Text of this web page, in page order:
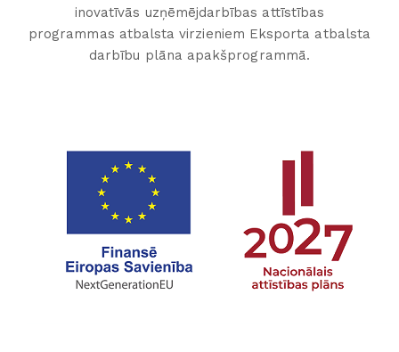
inovatīvās uzņēmējdarbības attīstības
programmas atbalsta virzieniem Eksporta atbalsta
darbību plāna apakšprogrammā.